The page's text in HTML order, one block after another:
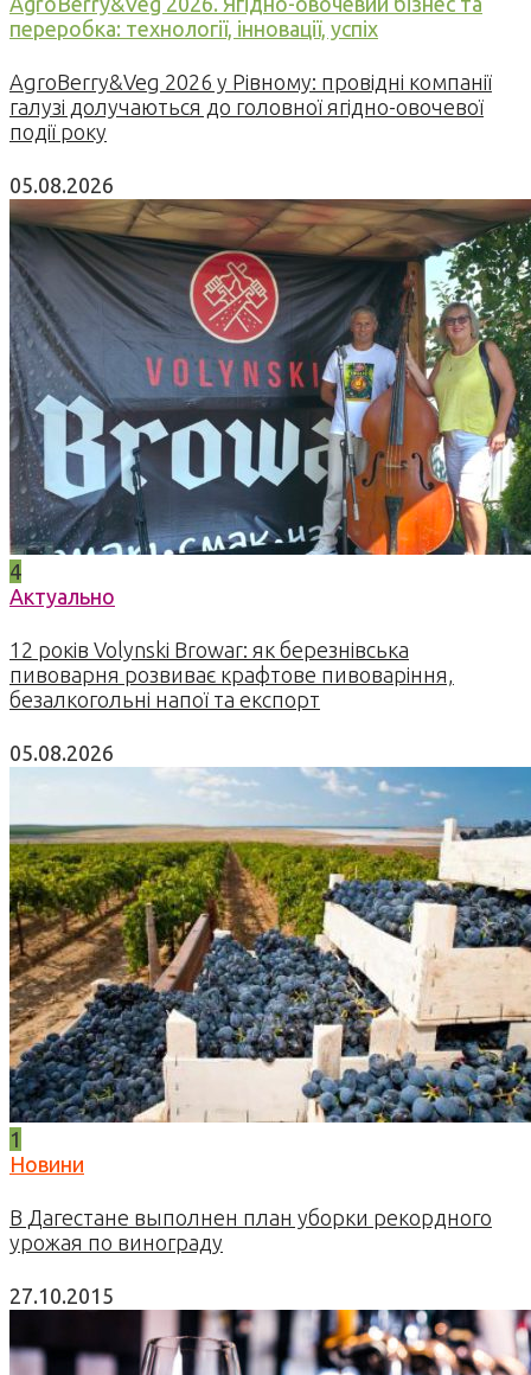
переробка: технології, інновації, успіх
AgroBerry&Veg 2026 у Рівному: провідні компанії
галузі долучаються до головної ягідно-овочевої
події року
05.08.2026
4
Актуально
12 років Volynski Browar: як березнівська
пивоварня розвиває крафтове пивоваріння,
безалкогольні напої та експорт
05.08.2026
1
Новини
В Дагестане выполнен план уборки рекордного
урожая по винограду
27.10.2015